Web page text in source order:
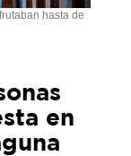
hasta de
en